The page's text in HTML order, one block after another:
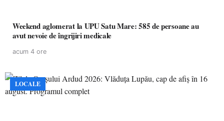
Weekend aglomerat la UPU Satu Mare: 585 de persoane au
avut nevoie de îngrijiri medicale
acum 4 ore
LOCALE